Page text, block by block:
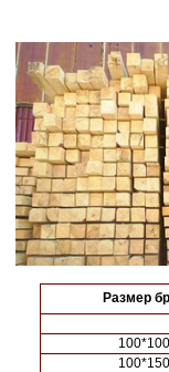
Размер